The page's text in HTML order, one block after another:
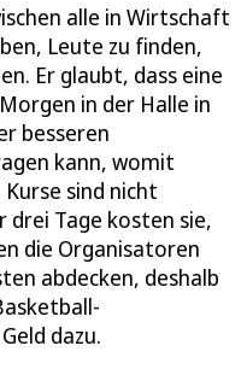
alle in Wirtschaft
Leute zu finden,
Er glaubt, dass eine
in der Halle in
besseren
kann, womit
sind nicht
drei Tage kosten sie,
die Organisatoren
abdecken, deshalb
dazu.